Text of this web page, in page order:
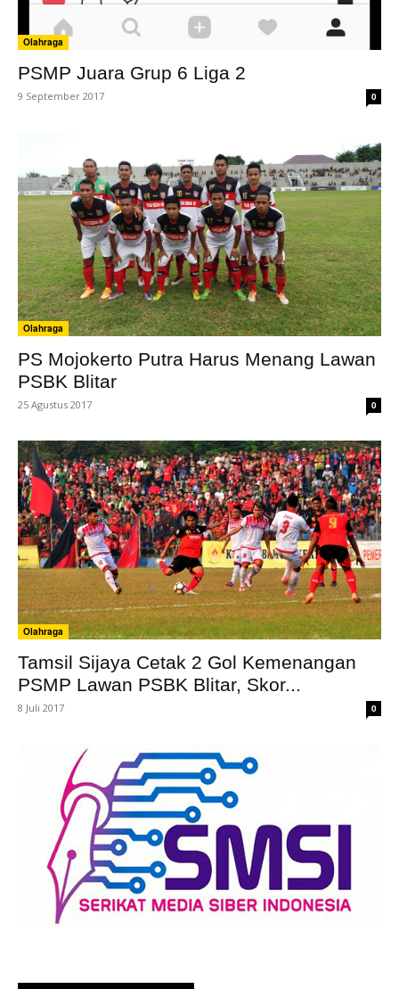
Olahraga
PSMP Juara Grup 6 Liga 2
9 September 2017 0
Olahraga
PS Mojokerto Putra Harus Menang Lawan
PSBK Blitar
25 Agustus 2017 0
Olahraga
Tamsil Sijaya Cetak 2 Gol Kemenangan
PSMP Lawan PSBK Blitar, Skor...
8 Juli 2017 0